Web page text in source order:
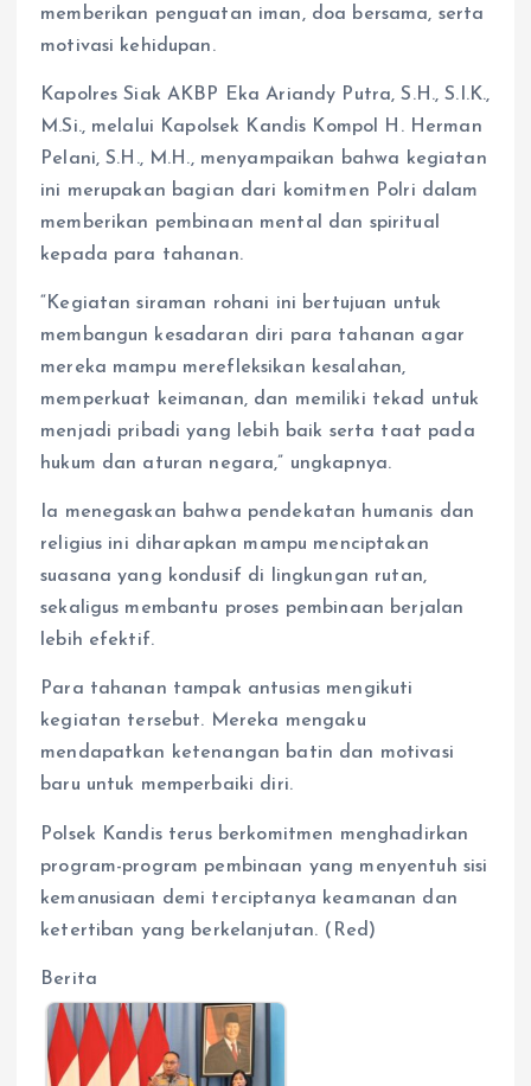
memberikan penguatan iman, doa bersama, serta
motivasi kehidupan.
Kapolres Siak AKBP Eka Ariandy Putra, S.H., S.I.K.,
M.Si., melalui Kapolsek Kandis Kompol H. Herman
Pelani, S.H., M.H., menyampaikan bahwa kegiatan
ini merupakan bagian dari komitmen Polri dalam
memberikan pembinaan mental dan spiritual
kepada para tahanan.
“Kegiatan siraman rohani ini bertujuan untuk
membangun kesadaran diri para tahanan agar
mereka mampu merefleksikan kesalahan,
memperkuat keimanan, dan memiliki tekad untuk
menjadi pribadi yang lebih baik serta taat pada
hukum dan aturan negara,” ungkapnya.
Ia menegaskan bahwa pendekatan humanis dan
religius ini diharapkan mampu menciptakan
suasana yang kondusif di lingkungan rutan,
sekaligus membantu proses pembinaan berjalan
lebih efektif.
Para tahanan tampak antusias mengikuti
kegiatan tersebut. Mereka mengaku
mendapatkan ketenangan batin dan motivasi
baru untuk memperbaiki diri.
Polsek Kandis terus berkomitmen menghadirkan
program-program pembinaan yang menyentuh sisi
kemanusiaan demi terciptanya keamanan dan
ketertiban yang berkelanjutan. (Red)
Berita